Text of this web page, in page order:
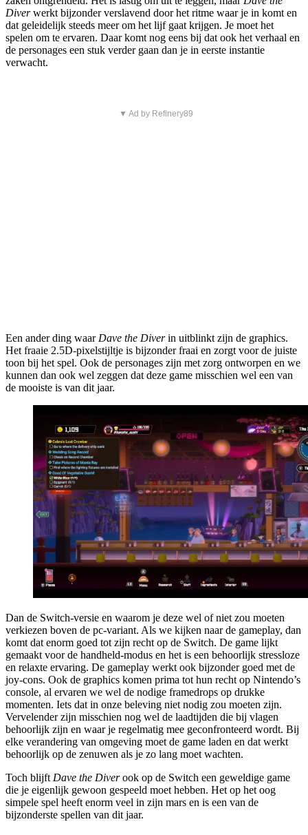
Diverwerkt bijzonder verslavend door het ritme waar je in komt en
dat geleidelijk steeds meer om het lijf gaat krijgen. Je moet het
spelen om te ervaren. Daar komt nog eens bij dat ook het verhaal en
de personages een stuk verder gaan dan je in eerste instantie
verwacht.
▼ Ad by Refinery89
Een ander ding waar Dave the Diverin uitblinkt zijn de graphics.
Het fraaie 2.5D-pixelstijltje is bijzonder fraai en zorgt voor de juiste
toon bij het spel. Ook de personages zijn met zorg ontworpen en we
kunnen dan ook wel zeggen dat deze game misschien wel een van
de mooiste is van dit jaar.
Dan de Switch-versie en waarom je deze wel of niet zou moeten
verkiezen boven de pc-variant. Als we kijken naar de gameplay, dan
komt dat enorm goed tot zijn recht op de Switch. De game lijkt
gemaakt voor de handheld-modus en het is een behoorlijk stressloze
en relaxte ervaring. De gameplay werkt ook bijzonder goed met de
joy-cons. Ook de graphics komen prima tot hun recht op Nintendo’s
console, al ervaren we wel de nodige framedrops op drukke
momenten. Iets dat in onze beleving niet nodig zou moeten zijn.
Vervelender zijn misschien nog wel de laadtijden die bij vlagen
behoorlijk zijn en waar je regelmatig mee geconfronteerd wordt. Bij
elke verandering van omgeving moet de game laden en dat werkt
behoorlijk op de zenuwen als je zo lang moet wachten.
Toch blijftDave the Diverook op de Switch een geweldige game
die je eigenlijk gewoon gespeeld moet hebben. Het op het oog
simpele spel heeft enorm veel in zijn mars en is een van de
bijzonderste spellen van dit jaar.